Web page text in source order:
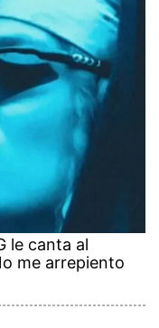
le canta al
me arrepiento